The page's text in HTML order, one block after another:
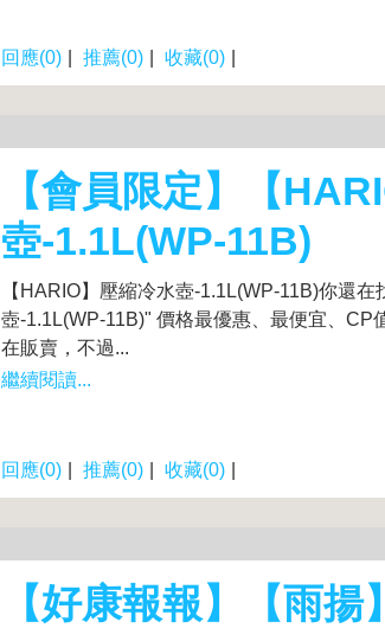
回應(0) 推薦(0) 收藏(0)
【會員限定】【
壺-1.1L(WP-11B)
【HARIO】壓縮冷水壺-1.1L(WP-11B)你還
壺-1.1L(WP-11B)" 價格最優惠、最便宜、CP
在販賣，不過...
繼續閱讀...
回應(0) 推薦(0) 收藏(0)
【好康報報】【雨